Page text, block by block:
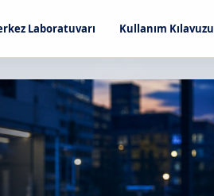
Laboratuvarı Kullanım Kılavuzu